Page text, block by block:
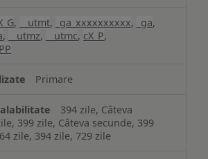
, __utmt, _ga_xxxxxxxxxx, _ga,
, __utmz, __utmc, cX_P,
Primare
394 zile, Câteva
399 zile, Câteva secunde, 399
zile, 394 zile, 729 zile